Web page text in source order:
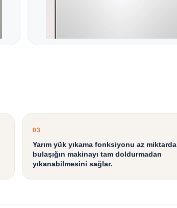
03
Yarım yük yıkama fonksiyonu az miktarda
bulaşığın makinayı tam doldurmadan
yıkanabilmesini sağlar.